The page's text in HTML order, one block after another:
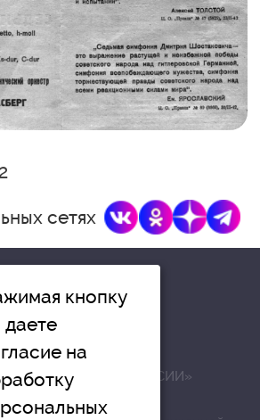
сетях
| СИ «БРЕНДЫ РОССИИ»
кнопку
даете
на